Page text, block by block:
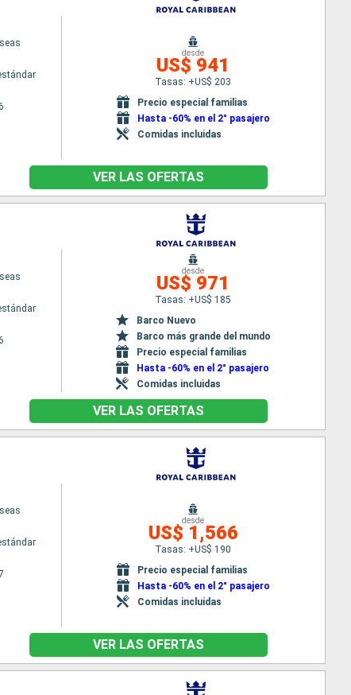
desde
US$ 941
Tasas: +US$ 203
Precio especial familias
Hasta -60% en el 2° pasajero
Comidas incluidas
VER LAS OFERTAS
desde
US$ 971
Tasas: +US$ 185
Barco Nuevo
Barco más grande del mundo
Precio especial familias
Hasta -60% en el 2° pasajero
Comidas incluidas
VER LAS OFERTAS
desde
US$ 1,566
Tasas: +US$ 190
Precio especial familias
Hasta -60% en el 2° pasajero
Comidas incluidas
VER LAS OFERTAS